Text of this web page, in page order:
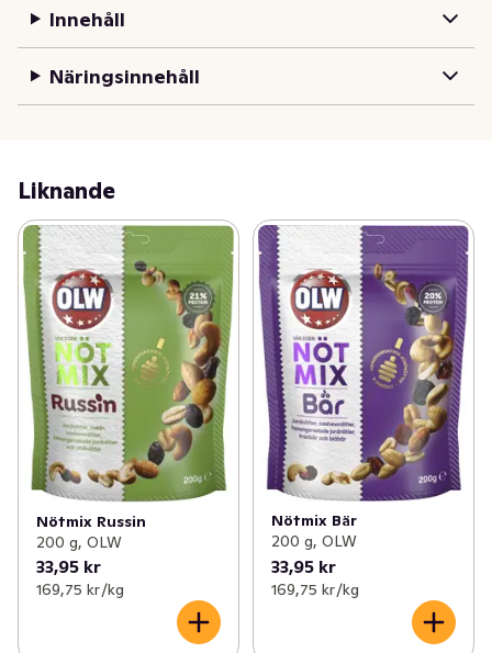
Innehåll
Näringsinnehåll
Liknande
Nötmix Russin
200 g, OLW
33,95 kr
169,75 kr /kg
Nötmix Bär
200 g, OLW
33,95 kr
169,75 kr /kg